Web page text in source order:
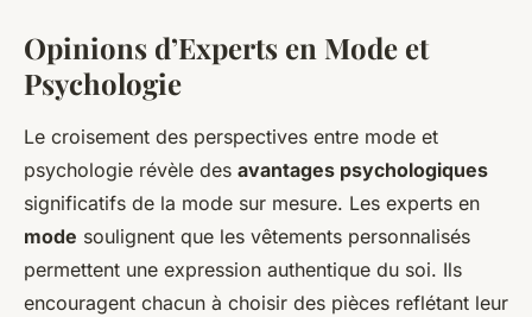
Opinions d’Experts en Mode et
Psychologie
Le croisement des perspectives entre mode et
psychologie révèle des avantages psychologiques
significatifs de la mode sur mesure. Les experts en
mode soulignent que les vêtements personnalisés
permettent une expression authentique du soi. Ils
encouragent chacun à choisir des pièces reflétant leur